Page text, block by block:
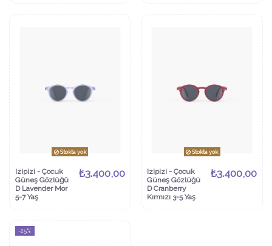
Stokta yok
Izipizi - Çocuk
Güneş Gözlüğü
D Lavender Mor
5-7 Yaş
₺3.400,00
Stokta yok
Izipizi - Çocuk
Güneş Gözlüğü
D Cranberry
Kırmızı 3-5 Yaş
₺3.400,00
-25%